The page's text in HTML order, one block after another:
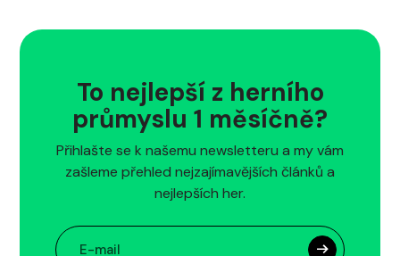
To nejlepší z herního
průmyslu 1 měsíčně?
Přihlašte se k našemu newsletteru a my vám
zašleme přehled nejzajímavějších článků a
nejlepších her.